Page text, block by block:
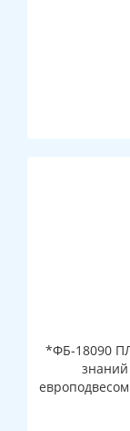
*ФБ-18090
знаний